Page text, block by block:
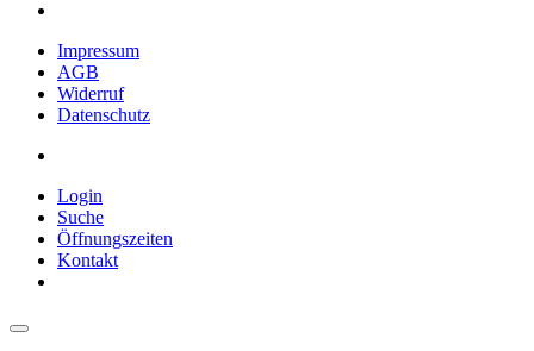
Impressum
AGB
Widerruf
Datenschutz
Login
Suche
Öffnungszeiten
Kontakt